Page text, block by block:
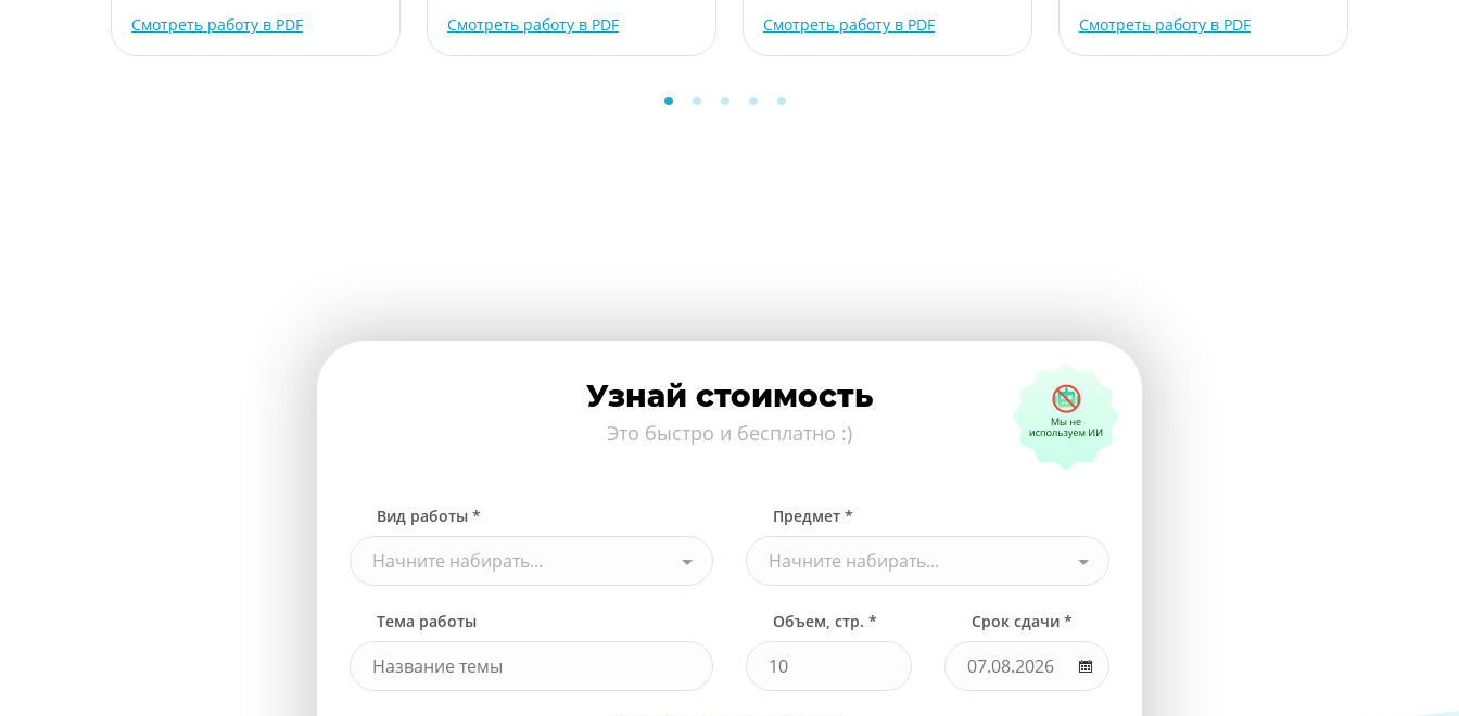
Смотреть работу в PDF Смотреть работу в PDF Смотреть работу в PDF Смотреть работу в PDF
Узнай стоимость
Это быстро и бесплатно :)
Вид работы *
Начните набирать...
Предмет *
Начните набирать...
Тема работы Объем, стр. * Срок сдачи *